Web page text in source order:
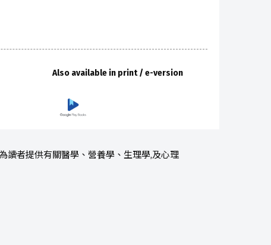
Also available in print / e-version
讀者提供有關醫學、營養學、生理學,及心理